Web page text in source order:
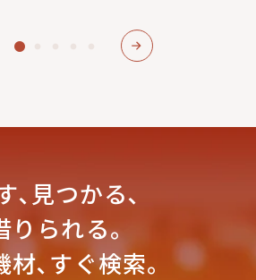
､見つかる､
りられる｡
材､すぐ検索。